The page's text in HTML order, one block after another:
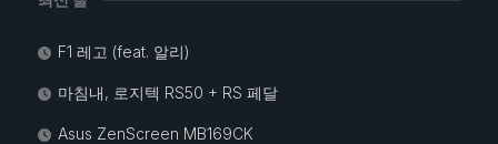
F1 레고 (feat. 알리)
마침내, 로지텍 RS50 + RS 페달
Asus ZenScreen MB169CK